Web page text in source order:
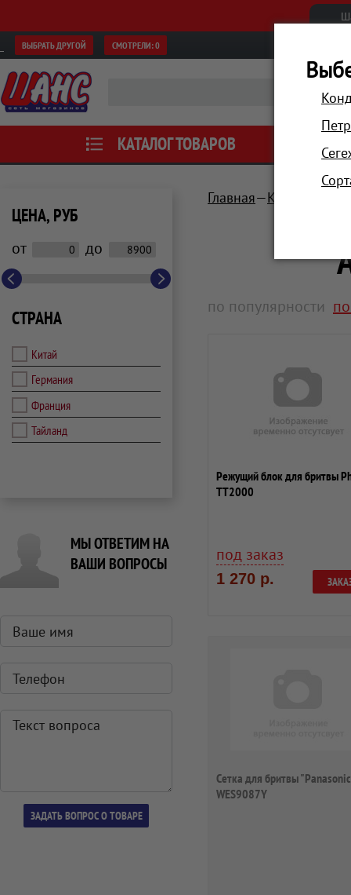
ВЫБРАТЬ ДРУГОЙ СМОТРЕЛИ:0
КАТАЛОГ ТОВАРОВ АКЦИИ
ЦЕНА, РУБ
от до
СТРАНА
Китай
Германия
Франция
Тайланд
МЫ ОТВЕТИМ НА
ВАШИ ВОПРОСЫ
Главная Красота и
по популярности
Режущий блок для бритвы
TT2000
под заказ
1 270 р.
Сетка для бритвы
WES9087Y